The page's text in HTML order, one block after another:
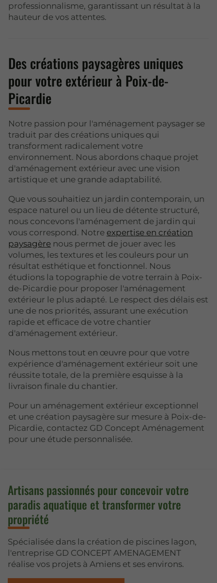
professionnalisme, garantissant un résultat à la
hauteur de vos attentes.
Des créations paysagères uniques
pour votre extérieur à Poix-de-
Picardie
Notre passion pour l'aménagement paysager se
traduit par des créations uniques qui
transforment radicalement votre
environnement. Nous abordons chaque projet
d'aménagement extérieur avec une vision
artistique et une grande adaptabilité.
Que vous souhaitiez un jardin contemporain, un
espace naturel ou un lieu de détente structuré,
nous concevons l'aménagement de jardin qui
vous correspond. Notre expertise en création
paysagère nous permet de jouer avec les
volumes, les textures et les couleurs pour un
résultat esthétique et fonctionnel. Nous
étudions la topographie de votre terrain à Poix-
de-Picardie pour proposer l'aménagement
extérieur le plus adapté. Le respect des délais est
une de nos priorités, assurant une exécution
rapide et efficace de votre chantier
d'aménagement extérieur.
Nous mettons tout en œuvre pour que votre
expérience d'aménagement extérieur soit une
réussite totale, de la première esquisse à la
livraison finale du chantier.
Pour un aménagement extérieur exceptionnel
et une création paysagère sur mesure à Poix-de-
Picardie, contactez GD Concept Aménagement
pour une étude personnalisée.
Artisans passionnés pour concevoir votre
paradis aquatique et transformer votre
propriété
Spécialisée dans la création de piscines lagon,
l'entreprise GD CONCEPT AMENAGEMENT
réalise vos projets à Amiens et ses environs.